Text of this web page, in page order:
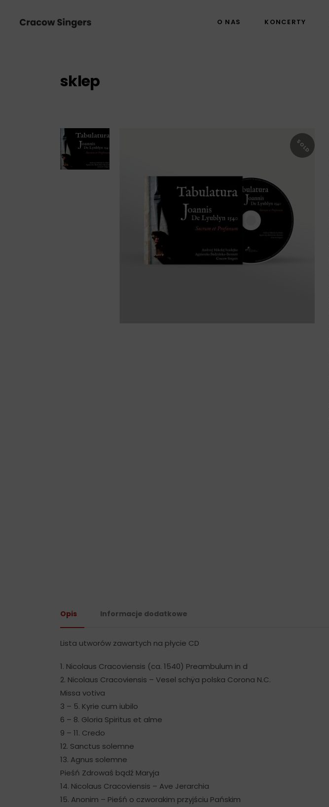
O NAS KONCERTY
sklep
SOLD
Opis Informacje dodatkowe
Lista utworów zawartych na płycie CD
1. Nicolaus Cracoviensis (ca. 1540) Preambulum in d
2. Nicolaus Cracoviensis – Vesel schÿa polska Corona N.C.
Missa votiva
3 – 5. Kyrie cum iubilo
6 – 8. Gloria Spiritus et alme
9 – 11. Credo
12. Sanctus solemne
13. Agnus solemne
Pieśń Zdrowaś bądź Maryja
14. Nicolaus Cracoviensis – Ave Jerarchia
15. Anonim – Pieśń o czworakim przyjściu Pańskim